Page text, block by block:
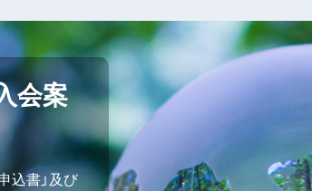
会案
込書」及び